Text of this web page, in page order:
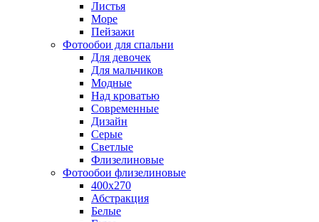
Листья
Море
Пейзажи
Фотообои для спальни
Для девочек
Для мальчиков
Модные
Над кроватью
Современные
Дизайн
Серые
Светлые
Флизелиновые
Фотообои флизелиновые
400х270
Абстракция
Белые